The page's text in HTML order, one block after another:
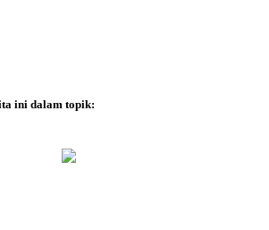
ini dalam topik: